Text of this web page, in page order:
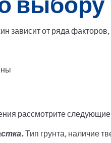
зависит от ряда факторов,
рассмотрите следующие
Тип грунта, наличие